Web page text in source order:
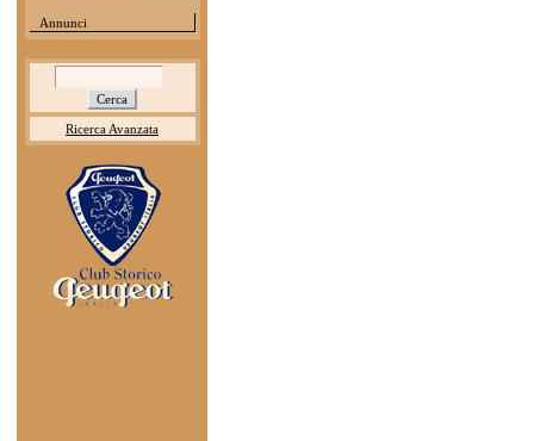
Annunci
Ricerca Avanzata